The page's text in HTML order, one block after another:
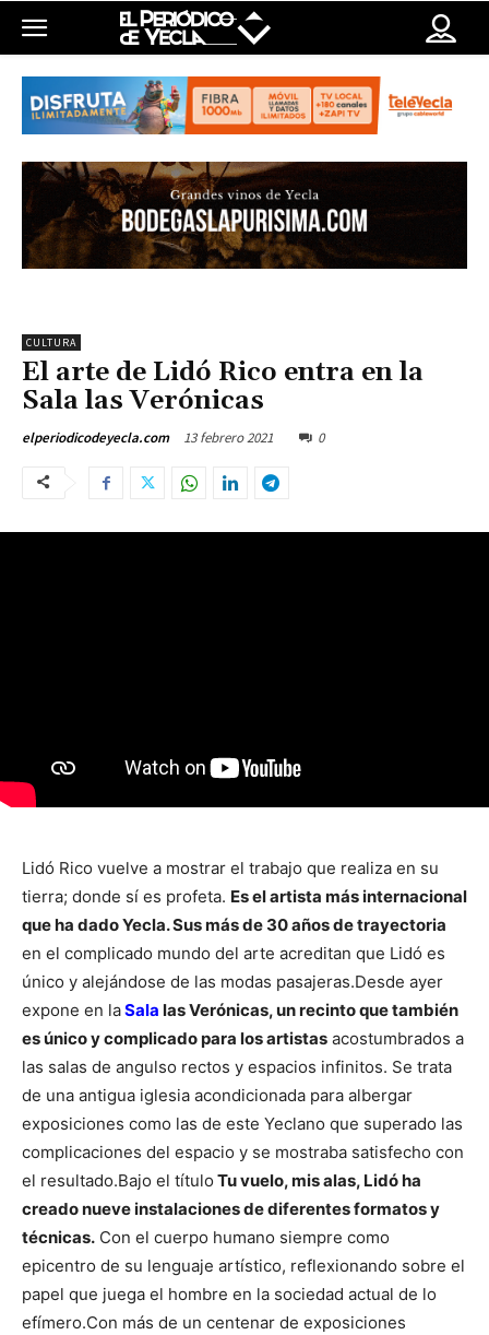
CULTURA
El arte de Lidó Rico entra en la
Sala las Verónicas
elperiodicodeyecla.com 13 febrero 2021 0
Lidó Rico vuelve a mostrar el trabajo que realiza en su
tierra; donde sí es profeta. Es el artista más internacional
que ha dado Yecla. Sus más de 30 años de trayectoria
en el complicado mundo del arte acreditan que Lidó es
único y alejándose de las modas pasajeras.Desde ayer
expone en laSala las Verónicas, un recinto que también
es único y complicado para los artistas acostumbrados a
las salas de angulso rectos y espacios infinitos. Se trata
de una antigua iglesia acondicionada para albergar
exposiciones como las de este Yeclano que superado las
complicaciones del espacio y se mostraba satisfecho con
el resultado.Bajo el título Tu vuelo, mis alas, Lidó ha
creado nueve instalaciones de diferentes formatos y
técnicas. Con el cuerpo humano siempre como
epicentro de su lenguaje artístico, reflexionando sobre el
papel que juega el hombre en la sociedad actual de lo
efímero.Con más de un centenar de exposiciones